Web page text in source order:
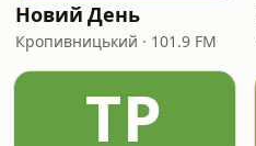
Новий День
Кропивницький · 101.9 FM
ТР